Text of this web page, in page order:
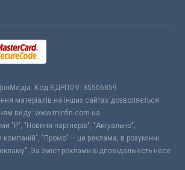
Код ЄДРПОУ: 35506859
матеріалів на інших сайтах дозволяється
виду: www.minfin.com.ua
"Р", "Новини партнерів", "Актуально",
"Промо" – це реклама, в розумінні
За зміст реклами відповідальність несе